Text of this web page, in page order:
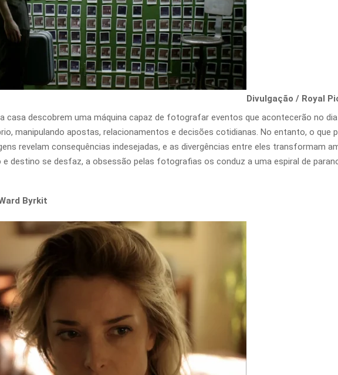
Divulgação / Royal
casa descobrem uma máquina capaz de fotografar eventos que acontecerão no
manipulando apostas, relacionamentos e decisões cotidianas. No entanto, o que
revelam consequências indesejadas, e as divergências entre eles transformam
e destino se desfaz, a obsessão pelas fotografias os conduz a uma espiral de
Byrkit